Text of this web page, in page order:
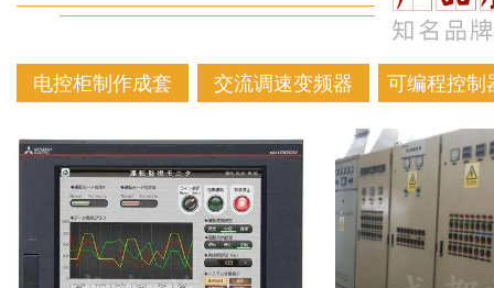
电控柜制作成套 交流调速变频器 可编程控制